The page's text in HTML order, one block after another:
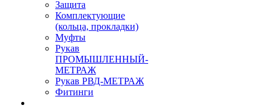
Защита
Комплектующие
(кольца, прокладки)
Муфты
Рукав
ПРОМЫШЛЕННЫЙ-
МЕТРАЖ
Рукав РВД-МЕТРАЖ
Фитинги